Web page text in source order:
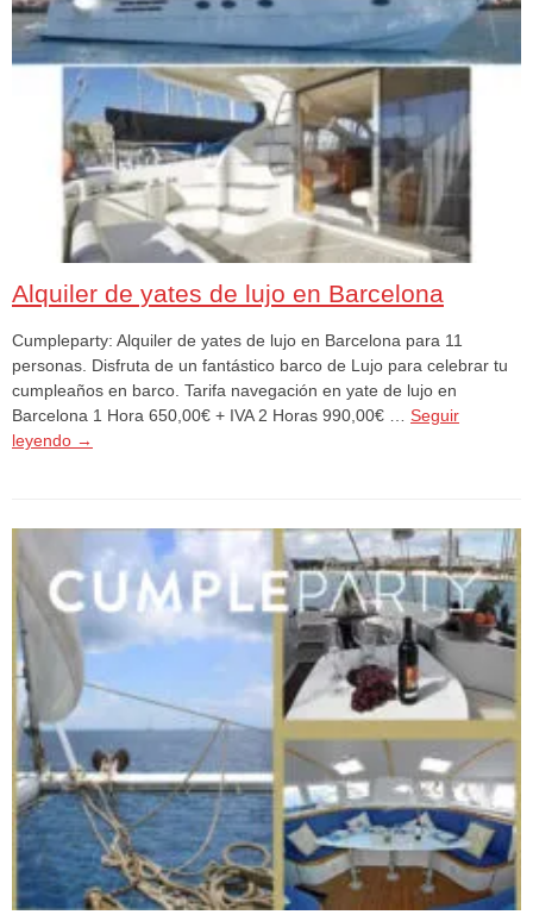
Alquiler de yates de lujo en Barcelona
Cumpleparty: Alquiler de yates de lujo en Barcelona para 11
personas. Disfruta de un fantástico barco de Lujo para celebrar tu
cumpleaños en barco. Tarifa navegación en yate de lujo en
Barcelona 1 Hora 650,00€ + IVA 2 Horas 990,00€ … Seguir
leyendo →